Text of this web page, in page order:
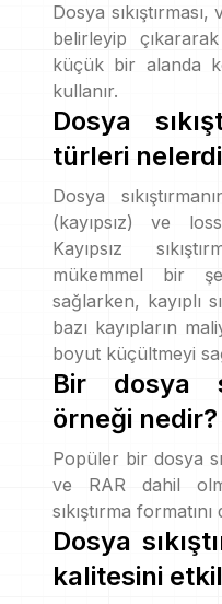
Dosya
belirleyip
küçük bir alanda
kullanır.
Dosya
türleri
Dosya
(kayıpsız) ve
Kayıpsız
mükemmel bir
sağlarken, kayıplı
bazı kayıpların
boyut küçültmeyi
Bir dosya
örneği nedir?
Popüler bir dosya
ve RAR dahil
sıkıştırma
Dosya
kalitesini